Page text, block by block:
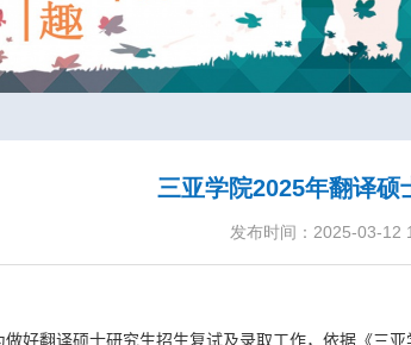
三亚学院2025年翻译硕
发布时间：2025-03-12
做好翻译硕士研究生招生复试及录取工作，依据 《三